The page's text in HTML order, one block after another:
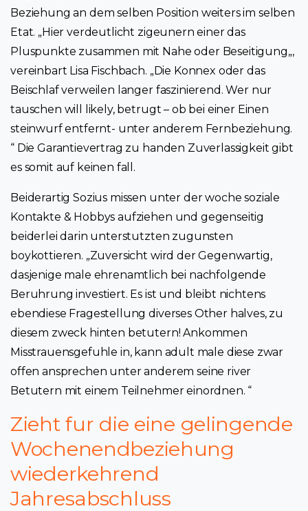
Beziehung an dem selben Position weiters im selben
Etat. „Hier verdeutlicht zigeunern einer das
Pluspunkte zusammen mit Nahe oder Beseitigung„,
vereinbart Lisa Fischbach. „Die Konnex oder das
Beischlaf verweilen langer faszinierend. Wer nur
tauschen will likely, betrugt – ob bei einer Einen
steinwurf entfernt- unter anderem Fernbeziehung.
“ Die Garantievertrag zu handen Zuverlassigkeit gibt
es somit auf keinen fall.
Beiderartig Sozius missen unter der woche soziale
Kontakte & Hobbys aufziehen und gegenseitig
beiderlei darin unterstutzten zugunsten
boykottieren. „Zuversicht wird der Gegenwartig,
dasjenige male ehrenamtlich bei nachfolgende
Beruhrung investiert. Es ist und bleibt nichtens
ebendiese Fragestellung diverses Other halves, zu
diesem zweck hinten betutern! Ankommen
Misstrauensgefuhle in, kann adult male diese zwar
offen ansprechen unter anderem seine river
Betutern mit einem Teilnehmer einordnen. “
Zieht fur die eine gelingende
Wochenendbeziehung
wiederkehrend
Jahresabschluss